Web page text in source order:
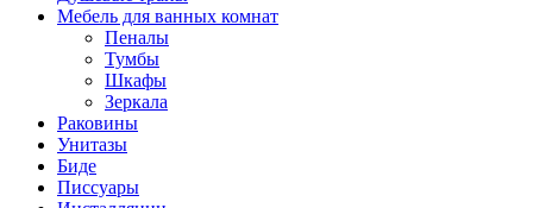
Мебель для ванных комнат
Пеналы
Тумбы
Шкафы
Зеркала
Раковины
Унитазы
Биде
Писсуары